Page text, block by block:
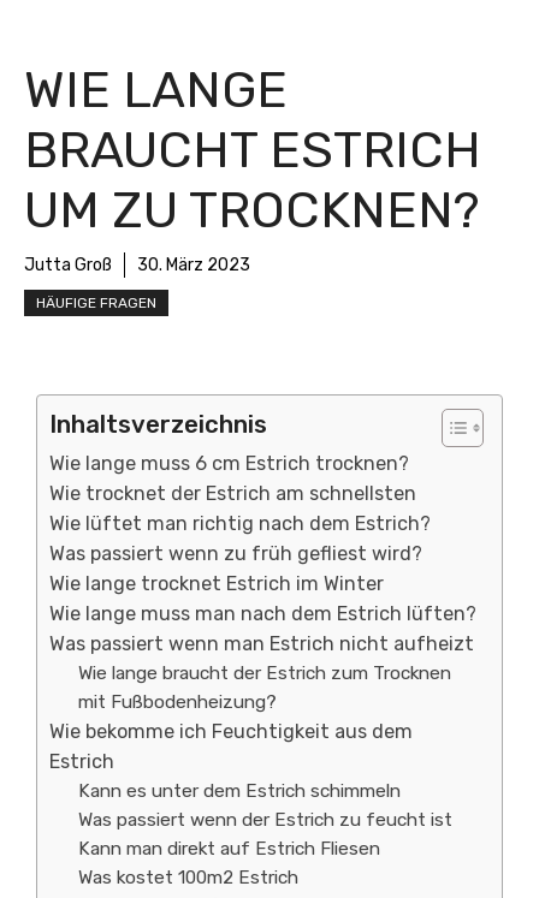
WIE LANGE
BRAUCHT ESTRICH
UM ZU TROCKNEN?
Jutta Groß 30. März 2023
HÄUFIGE FRAGEN
Inhaltsverzeichnis
Wie lange muss 6 cm Estrich trocknen?
Wie trocknet der Estrich am schnellsten
Wie lüftet man richtig nach dem Estrich?
Was passiert wenn zu früh gefliest wird?
Wie lange trocknet Estrich im Winter
Wie lange muss man nach dem Estrich lüften?
Was passiert wenn man Estrich nicht aufheizt
Wie lange braucht der Estrich zum Trocknen
mit Fußbodenheizung?
Wie bekomme ich Feuchtigkeit aus dem
Estrich
Kann es unter dem Estrich schimmeln
Was passiert wenn der Estrich zu feucht ist
Kann man direkt auf Estrich Fliesen
Was kostet 100m2 Estrich